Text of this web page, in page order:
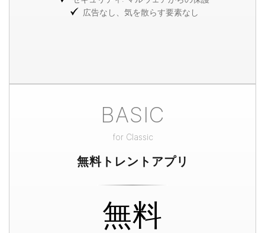
広告なし、気を散らす要素なし
BASIC
for Classic
無料トレントアプリ
無料